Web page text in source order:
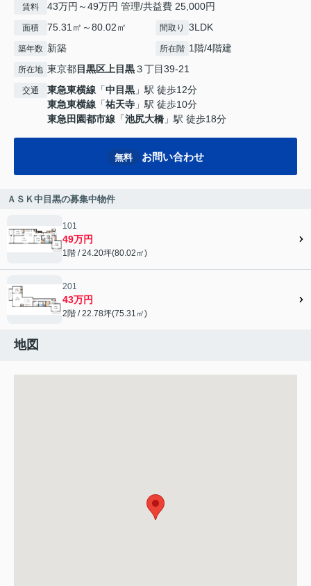
賃料 43万円～49万円 管理/共益費 25,000円
面積 75.31㎡～80.02㎡ 間取り 3LDK
築年数 新築 所在階 1階/4階建
所在地 東京都目黒区 上目黒３丁目39-21
交通 東急東横線 「中目黒 」駅 徒歩12分
東急東横線 「祐天寺 」駅 徒歩10分
東急田園都市線 「池尻大橋 」駅 徒歩18分
無料 お問い合わせ
ＡＳＫ中目黒の募集中物件
101
49万円
1階 / 24.20坪(80.02㎡)
201
43万円
2階 / 22.78坪(75.31㎡)
地図